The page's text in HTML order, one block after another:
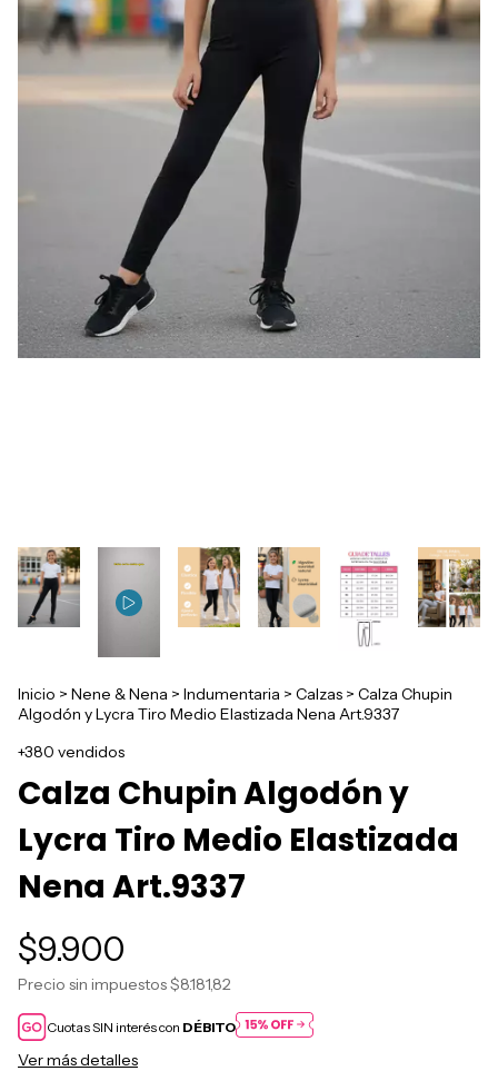
Inicio > Nene & Nena > Indumentaria > Calzas > Calza Chupin
Algodón y Lycra Tiro Medio Elastizada Nena Art.9337
+380 vendidos
Calza Chupin Algodón y
Lycra Tiro Medio Elastizada
Nena Art.9337
$9.900
Precio sin impuestos$8.181,82
Cuotas SIN interés con DÉBITO
Ver más detalles